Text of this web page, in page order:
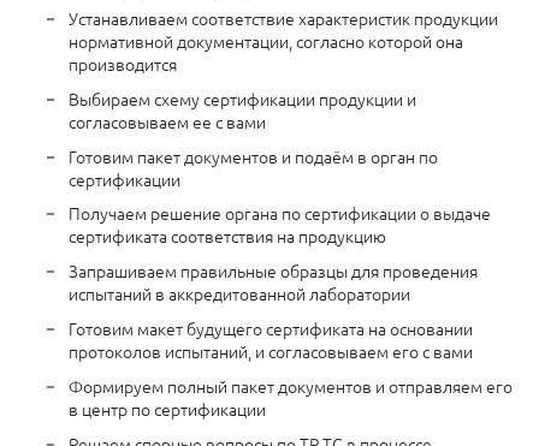
Устанавливаем соответствие характеристик продукции
нормативной документации, согласно которой она
производится
Выбираем схему сертификации продукции и
согласовываем ее с вами
Готовим пакет документов и подаём в орган по
сертификации
Получаем решение органа по сертификации о выдаче
сертификата соответствия на продукцию
Запрашиваем правильные образцы для проведения
испытаний в аккредитованной лаборатории
Готовим макет будущего сертификата на основании
протоколов испытаний, и согласовываем его с вами
Формируем полный пакет документов и отправляем его
в центр по сертификации